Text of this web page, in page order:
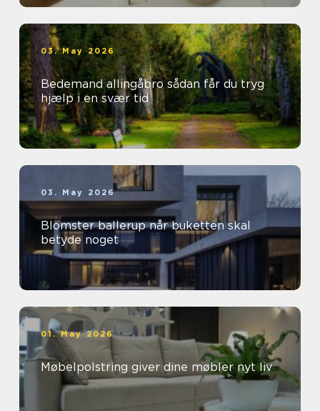
03. May 2026
Bedemand allingåbro sådan får du tryg
hjælp i en svær tid
03. May 2026
Blomster ballerup når buketten skal
betyde noget
01. May 2026
Møbelpolstring giver dine møbler nyt liv